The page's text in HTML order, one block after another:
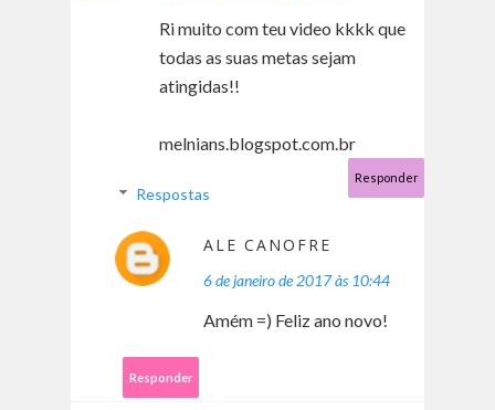
Ri muito com teu video kkkk que
todas as suas metas sejam
atingidas!!
melnians.blogspot.com.br
Responder
Respostas
ALE CANOFRE
6 de janeiro de 2017 às 10:44
Amém =) Feliz ano novo!
Responder